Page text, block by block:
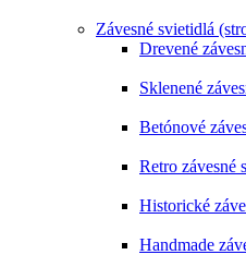
Závesné svietidlá
Drevené
Sklenené
Betónové
Retro závesné
Historické
Handmade